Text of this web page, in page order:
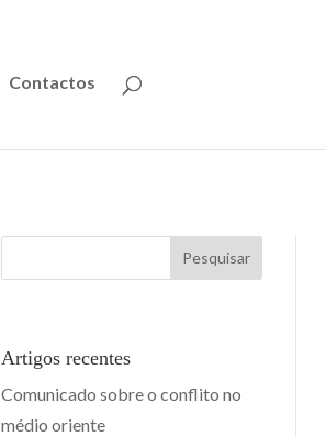
Contactos
Pesquisar
Artigos recentes
Comunicado sobre o conflito no
médio oriente